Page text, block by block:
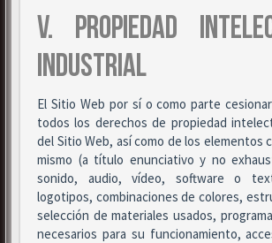
V. PROPIEDAD
INDUSTRIAL
El Sitio Web por sí o como parte
todos los derechos de propiedad
del Sitio Web, así como de los elementos
mismo (a título enunciativo y no
sonido, audio, vídeo, software o
logotipos, combinaciones de colores,
selección de materiales usados,
necesarios para su funcionamiento,